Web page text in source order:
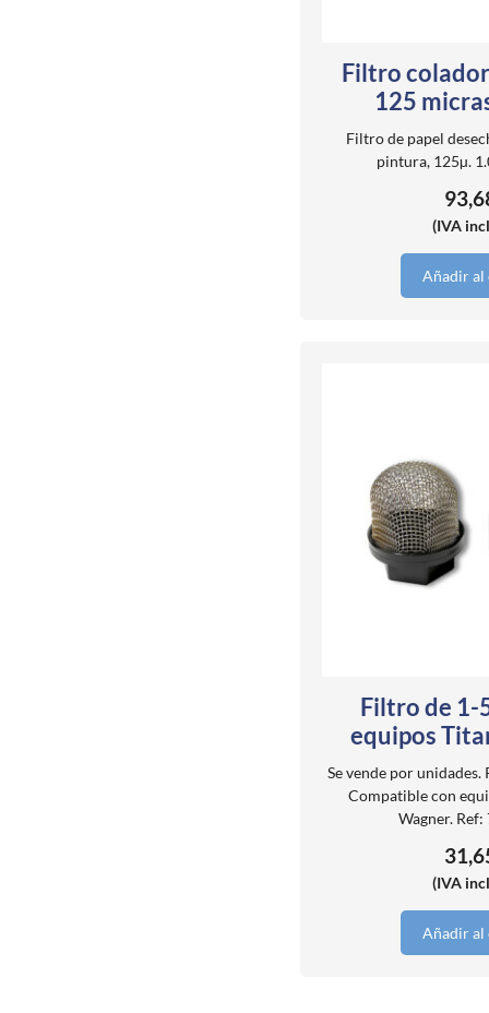
Filtro
125
Filtro de papel
pintura, 125µ.
(IVA
Añadir
Filtro de 1-
equipos
Se vende por unidades.
Compatible con
Wagner.
(IVA
Añadir